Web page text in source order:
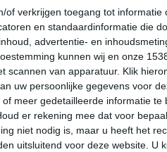
of verkrijgen toegang tot informatie
en standaardinformatie die
advertentie- en
kunnen wij en onze
scannen van apparatuur. Klik
uw persoonlijke gegevens voor
meer gedetailleerde informatie te
er rekening mee dat voor
niet nodig is, maar u heeft het
uitsluitend voor deze website. U
03:00
06:00
NW 2 NW 2